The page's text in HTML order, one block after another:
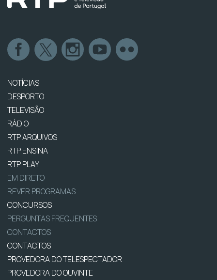
NOTÍCIAS
DESPORTO
TELEVISÃO
RÁDIO
RTP ARQUIVOS
RTP ENSINA
RTP PLAY
EM DIRETO
REVER PROGRAMAS
CONCURSOS
PERGUNTAS FREQUENTES
CONTACTOS
CONTACTOS
PROVEDORA DO TELESPECTADOR
PROVEDORA DO OUVINTE